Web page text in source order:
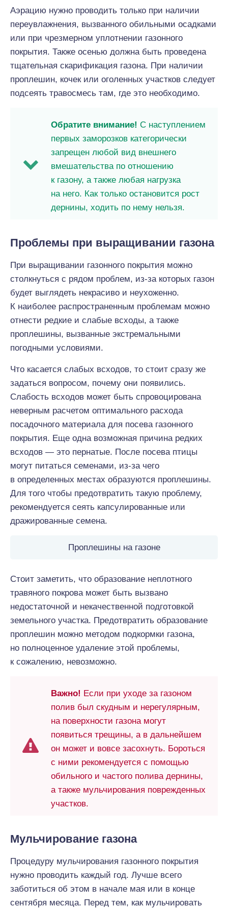
Аэрацию нужно проводить только при наличии
переувлажнения, вызванного обильными осадками
или при чрезмерном уплотнении газонного
покрытия. Также осенью должна быть проведена
тщательная скарификация газона. При наличии
проплешин, кочек или оголенных участков следует
подсеять травосмесь там, где это необходимо.
Обратите внимание! С наступлением
первых заморозков категорически
запрещен любой вид внешнего
вмешательства по отношению
к газону, а также любая нагрузка
на него. Как только остановится рост
дернины, ходить по нему нельзя.
Проблемы при выращивании газона
При выращивании газонного покрытия можно
столкнуться с рядом проблем, из-за которых газон
будет выглядеть некрасиво и неухоженно.
К наиболее распространенным проблемам можно
отнести редкие и слабые всходы, а также
проплешины, вызванные экстремальными
погодными условиями.
Что касается слабых всходов, то стоит сразу же
задаться вопросом, почему они появились.
Слабость всходов может быть спровоцирована
неверным расчетом оптимального расхода
посадочного материала для посева газонного
покрытия. Еще одна возможная причина редких
всходов — это пернатые. После посева птицы
могут питаться семенами, из-за чего
в определенных местах образуются проплешины.
Для того чтобы предотвратить такую проблему,
рекомендуется сеять капсулированные или
дражированные семена.
Проплешины на газоне
Стоит заметить, что образование неплотного
травяного покрова может быть вызвано
недостаточной и некачественной подготовкой
земельного участка. Предотвратить образование
проплешин можно методом подкормки газона,
но полноценное удаление этой проблемы,
к сожалению, невозможно.
Важно! Если при уходе за газоном
полив был скудным и нерегулярным,
на поверхности газона могут
появиться трещины, а в дальнейшем
он может и вовсе засохнуть. Бороться
с ними рекомендуется с помощью
обильного и частого полива дернины,
а также мульчирования поврежденных
участков.
Мульчирование газона
Процедуру мульчирования газонного покрытия
нужно проводить каждый год. Лучше всего
заботиться об этом в начале мая или в конце
сентября месяца. Перед тем, как мульчировать